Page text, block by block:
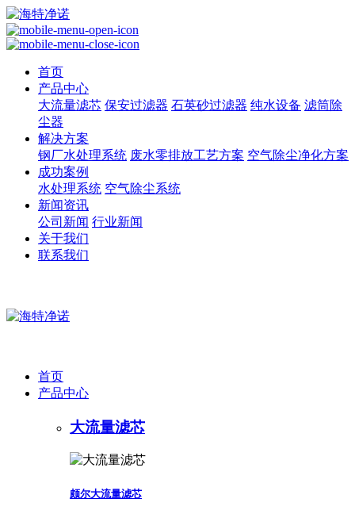
首页
产品中心
大流量滤芯 保安过滤器 石英砂过滤器 纯水设备 滤筒除
尘器
解决方案
钢厂水处理系统 废水零排放工艺方案 空气除尘净化方案
成功案例
水处理系统 空气除尘系统
新闻资讯
公司新闻 行业新闻
关于我们
联系我们
首页
产品中心
大流量滤芯
颇尔大流量滤芯